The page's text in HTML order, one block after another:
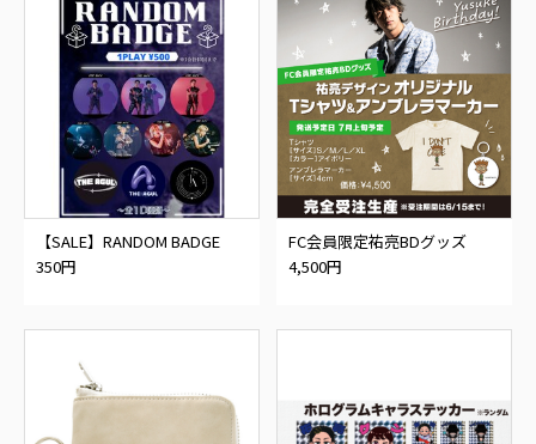
【SALE】RANDOM BADGE
350円
FC会員限定祐亮BDグッズ
4,500円